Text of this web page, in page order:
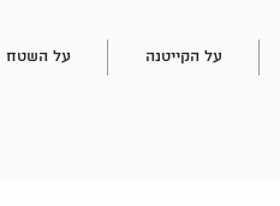
על הקייטנה על השטח